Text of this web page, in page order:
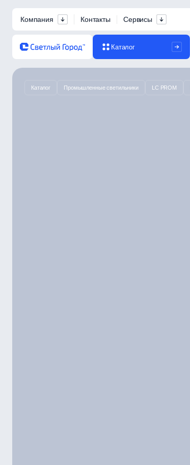
Компания Контакты Сервисы
Каталог
Каталог Промышленные светильники LC PROM